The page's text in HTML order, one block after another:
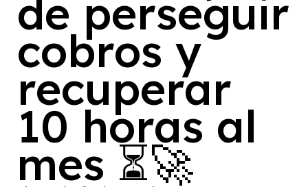
de perseguir
cobros y
recuperar
10 horas al
mes ⏳🚀